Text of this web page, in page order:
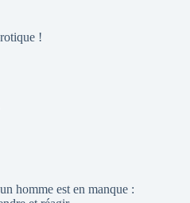
!
homme est en manque :